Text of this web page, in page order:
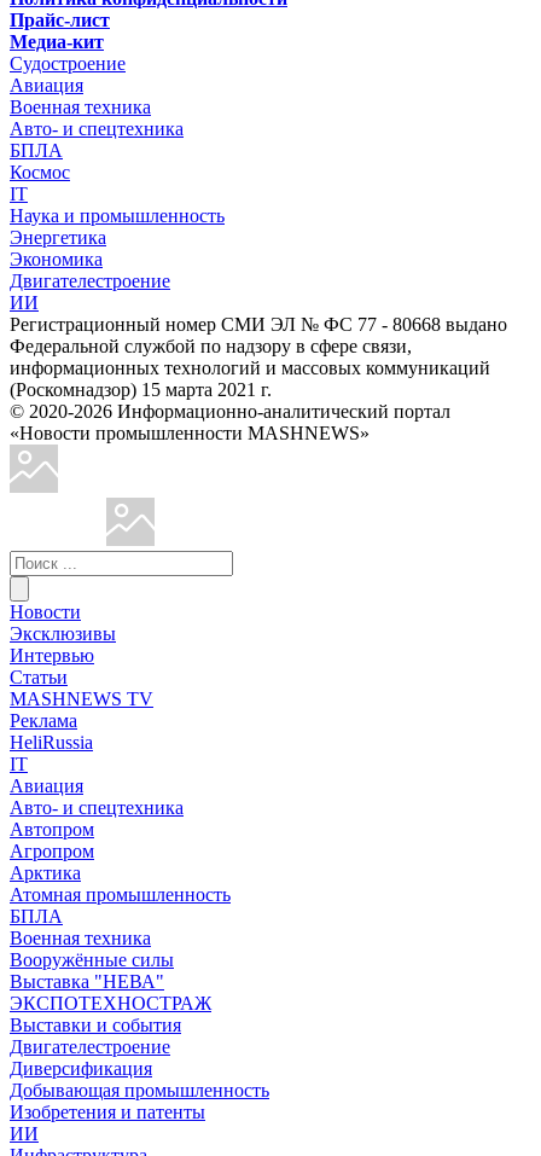
Прайс-лист
Медиа-кит
Судостроение
Авиация
Военная техника
Авто- и спецтехника
БПЛА
Космос
IT
Наука и промышленность
Энергетика
Экономика
Двигателестроение
ИИ
Регистрационный номер СМИ ЭЛ № ФС 77 - 80668 выдано
Федеральной службой по надзору в сфере связи,
информационных технологий и массовых коммуникаций
(Роскомнадзор) 15 марта 2021 г.
© 2020-2026 Информационно-аналитический портал
«Новости промышленности MASHNEWS»
Новости
Эксклюзивы
Интервью
Статьи
MASHNEWS TV
Реклама
HeliRussia
IT
Авиация
Авто- и спецтехника
Автопром
Агропром
Арктика
Атомная промышленность
БПЛА
Военная техника
Вооружённые силы
Выставка "НЕВА"
ЭКСПОТЕХНОСТРАЖ
Выставки и события
Двигателестроение
Диверсификация
Добывающая промышленность
Изобретения и патенты
ИИ